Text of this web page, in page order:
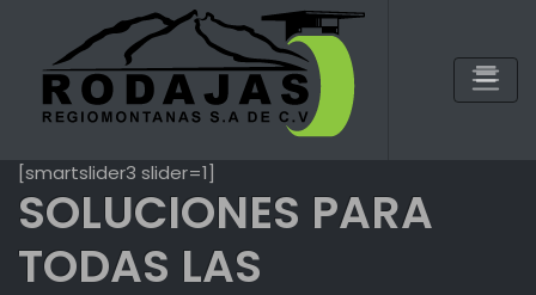
content
[smartslider3 slider=1]
SOLUCIONES PARA
TODAS LAS